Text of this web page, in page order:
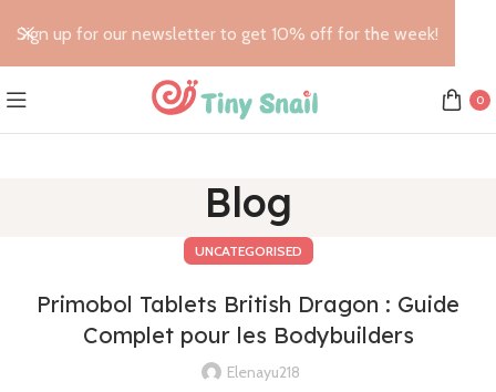
0
Blog
UNCATEGORISED
Primobol Tablets British Dragon : Guide
Complet pour les Bodybuilders
Elenayu218
Sign up for our newsletter to get 10% off for the week!